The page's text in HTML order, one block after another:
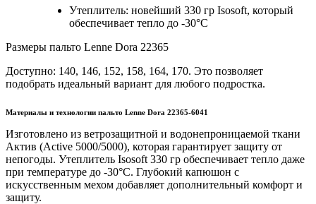
Утеплитель: новейший 330 гр Isosoft, который
обеспечивает тепло до -30°C
Размеры пальто Lenne Dora 22365
Доступно: 140, 146, 152, 158, 164, 170. Это позволяет
подобрать идеальный вариант для любого подростка.
Материалы и технологии пальто Lenne Dora 22365-6041
Изготовлено из ветрозащитной и водонепроницаемой ткани
Актив (Active 5000/5000), которая гарантирует защиту от
непогоды. Утеплитель Isosoft 330 гр обеспечивает тепло даже
при температуре до -30°C. Глубокий капюшон с
искусственным мехом добавляет дополнительный комфорт и
защиту.